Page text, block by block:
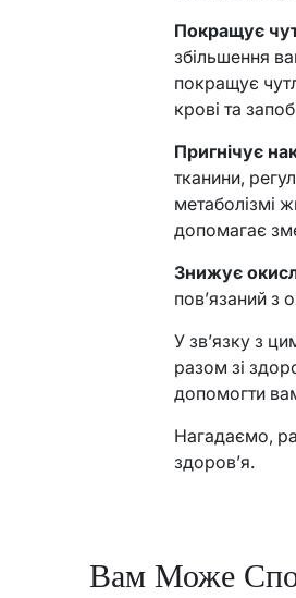
Покращує
збільшення
покращує
крові та
Пригнічує
тканини,
метаболізмі
допомагає
Знижує
пов’язаний з
У зв’язку з
разом зі
допомогти
Нагадаємо,
здоров’я.
Вам Може